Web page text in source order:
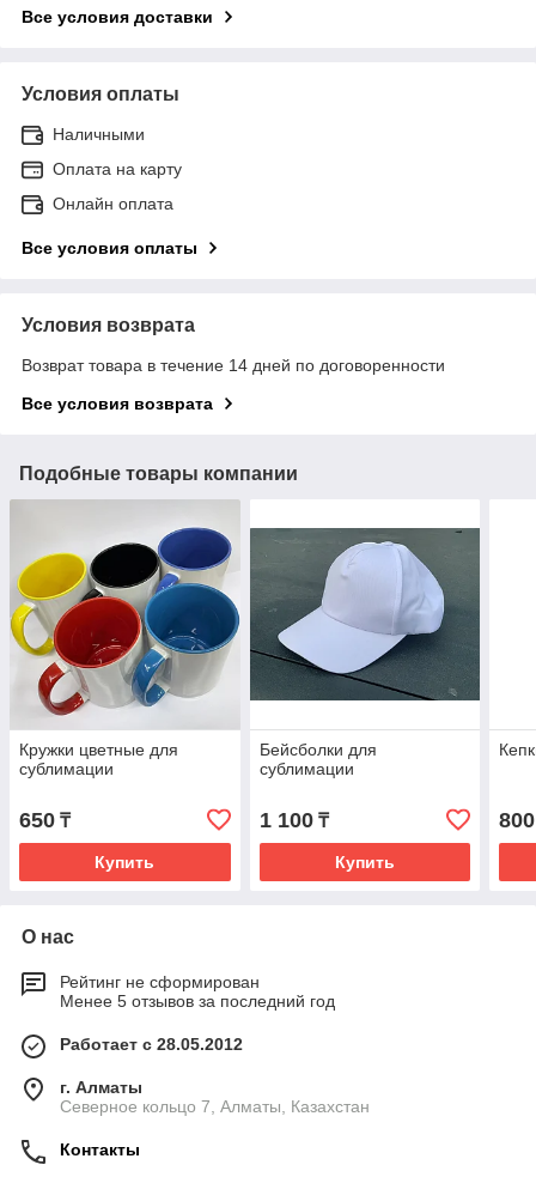
Все условия доставки
Условия оплаты
Наличными
Оплата на карту
Онлайн оплата
Все условия оплаты
Условия возврата
Возврат товара в течение 14 дней по договоренности
Все условия возврата
Подобные товары компании
Кружки цветные для
сублимации
650 ₸
Купить
Бейсболки для
сублимации
1 100₸
Купить
800
О нас
Рейтинг не сформирован
Менее 5 отзывов за последний год
Работает с 28.05.2012
г. Алматы
Северное кольцо 7, Алматы, Казахстан
Контакты